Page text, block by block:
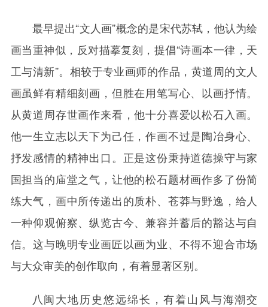
最早提出“文人画”概念的是宋代苏轼，他认为绘
画当重神似，反对描摹复刻，提倡“诗画本一律，天
工与清新”。相较于专业画师的作品，黄道周的文人
画虽鲜有精细刻画，但胜在用笔写心、以画抒情。
从黄道周存世画作来看，他十分喜爱以松石入画。
他一生立志以天下为己任，作画不过是陶冶身心、
抒发感情的精神出口。正是这份秉持道德操守与家
国担当的庙堂之气，让他的松石题材画作多了份简
练大气，画中所传递出的质朴、苍莽与野逸，给人
一种仰观俯察、纵览古今、兼容并蓄后的豁达与自
信。这与晚明专业画匠以画为业、不得不迎合市场
与大众审美的创作取向，有着显著区别。
八闽大地历史悠远绵长，有着山风与海潮交